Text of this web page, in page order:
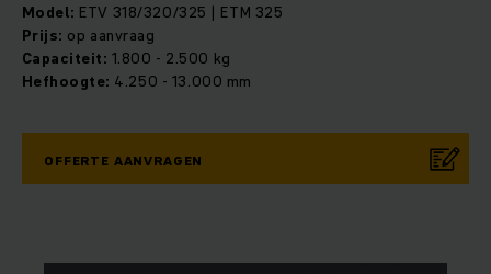
Model: ETV 318/320/325 | ETM 325
Prijs: op aanvraag
Capaciteit: 1.800 - 2.500 kg
Hefhoogte: 4.250 - 13.000 mm
OFFERTE AANVRAGEN